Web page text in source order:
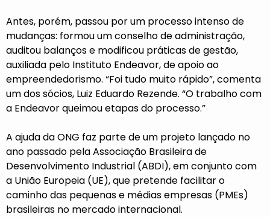
Antes, porém, passou por um processo intenso de
mudanças: formou um conselho de administração,
auditou balanços e modificou práticas de gestão,
auxiliada pelo Instituto Endeavor, de apoio ao
empreendedorismo. “Foi tudo muito rápido”, comenta
um dos sócios, Luiz Eduardo Rezende. “O trabalho com
a Endeavor queimou etapas do processo.”
A ajuda da ONG faz parte de um projeto lançado no
ano passado pela Associação Brasileira de
Desenvolvimento Industrial (ABDI), em conjunto com
a União Europeia (UE), que pretende facilitar o
caminho das pequenas e médias empresas (PMEs)
brasileiras no mercado internacional.